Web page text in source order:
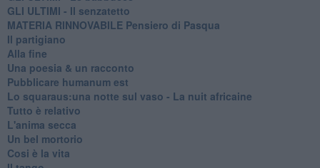
GLI ULTIMI - Il senzatetto
MATERIA RINNOVABILE Pensiero di Pasqua
Il partigiano
Alla fine
Una poesia & un racconto
Pubblicare humanum est
Lo squaraus:una notte sul vaso - La nuit africaine
Tutto è relativo
L'anima secca
Un bel mortorio
Cosi è la vita